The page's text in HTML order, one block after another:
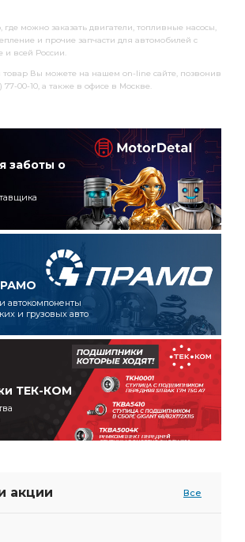
где можно заказать двигатели, топливные насосы,
и прочие запчасти для автомобилей с
и всей России.
Вы можете на нашем on-line сайте, позвонив
77-00-10, а также в офисе в Москве.
заботы о
автокомпоненты
и грузовых авто
ТЕК-КОМ
акции Все